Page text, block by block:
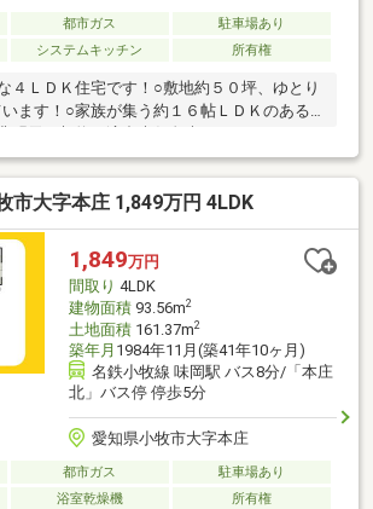
都市ガス
駐車場あり
システムキッチン 所有権
４ＬＤＫ住宅です！○敷地約５０坪、ゆとり
ます！○家族が集う約１６帖ＬＤＫのある
明示、契約不適合責任免責。
市大字本庄 1,849万円 4LDK
1,849万円
間取り 4LDK
建物面積93.56m2
土地面積161.37m2
築年月 1984年11月(築41年10ヶ月)
名鉄小牧線 味岡駅 バス8分/「本庄
北」バス停 停歩5分
愛知県小牧市大字本庄
都市ガス
駐車場あり
浴室乾燥機 所有権